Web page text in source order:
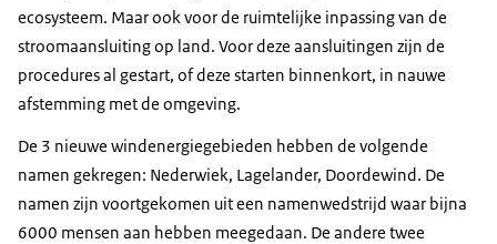
ecosysteem. Maar ook voor de ruimtelijke inpassing van de
stroomaansluiting op land. Voor deze aansluitingen zijn de
procedures al gestart, of deze starten binnenkort, in nauwe
afstemming met de omgeving.
De 3 nieuwe windenergiegebieden hebben de volgende
namen gekregen: Nederwiek, Lagelander, Doordewind. De
namen zijn voortgekomen uit een namenwedstrijd waar bijna
6000 mensen aan hebben meegedaan. De andere twee